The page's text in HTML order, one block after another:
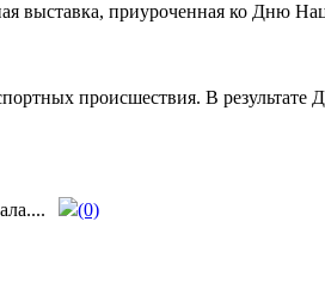
выставка, приуроченная ко Дню
происшествия. В
(0)